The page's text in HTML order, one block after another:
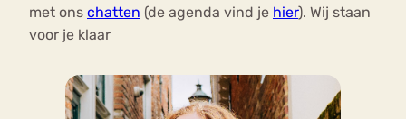
met ons chatten (de agenda vind je hier). Wij staan
voor je klaar